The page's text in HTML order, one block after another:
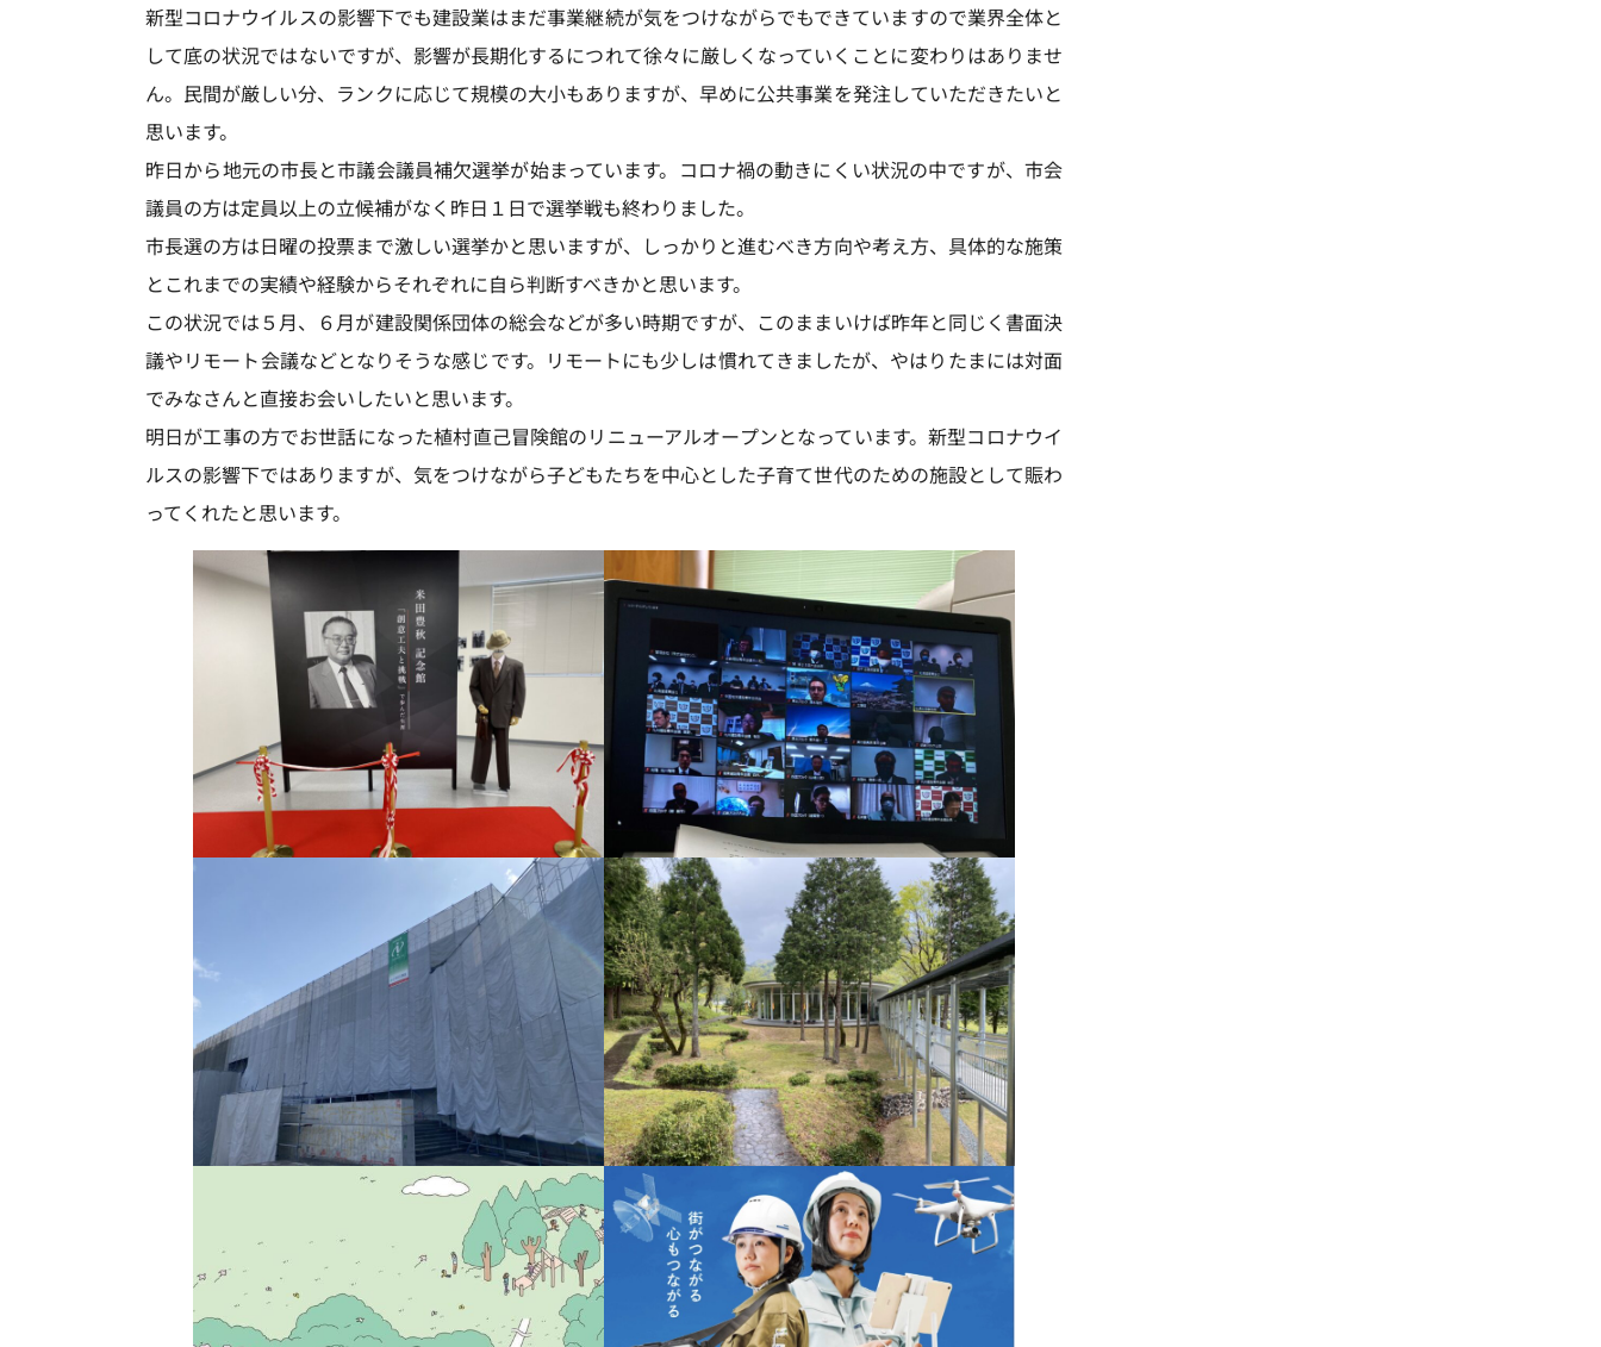
新型コロナウイルスの影響下でも建設業はまだ事業継続が気をつけながらでもできていますので業界全体と
して底の状況ではないですが、影響が長期化するにつれて徐々に厳しくなっていくことに変わりはありませ
ん。民間が厳しい分、ランクに応じて規模の大小もありますが、早めに公共事業を発注していただきたいと
思います。
昨日から地元の市長と市議会議員補欠選挙が始まっています。コロナ禍の動きにくい状況の中ですが、市会
議員の方は定員以上の立候補がなく昨日１日で選挙戦も終わりました。
市長選の方は日曜の投票まで激しい選挙かと思いますが、しっかりと進むべき方向や考え方、具体的な施策
とこれまでの実績や経験からそれぞれに自ら判断すべきかと思います。
この状況では５月、６月が建設関係団体の総会などが多い時期ですが、このままいけば昨年と同じく書面決
議やリモート会議などとなりそうな感じです。リモートにも少しは慣れてきましたが、やはりたまには対面
でみなさんと直接お会いしたいと思います。
明日が工事の方でお世話になった植村直己冒険館のリニューアルオープンとなっています。新型コロナウイ
ルスの影響下ではありますが、気をつけながら子どもたちを中心とした子育て世代のための施設として賑わ
ってくれたと思います。